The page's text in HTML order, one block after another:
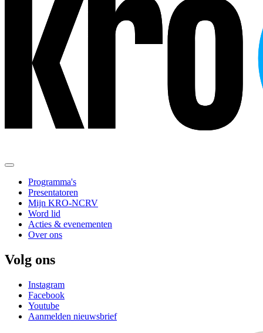
Programma's
Presentatoren
Mijn KRO-NCRV
Word lid
Acties & evenementen
Over ons
Volg ons
Instagram
Facebook
Youtube
Aanmelden nieuwsbrief